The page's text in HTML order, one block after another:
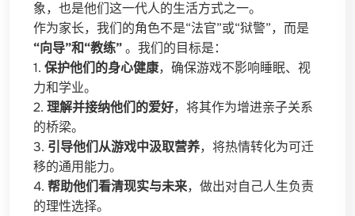
象，也是他们这一代人的生活方式之一。
作为家长，我们的角色不是“法官”或“狱警”，而是
“向导”和“教练”。我们的目标是：
1. 保护他们的身心健康，确保游戏不影响睡眠、视
力和学业。
2. 理解并接纳他们的爱好，将其作为增进亲子关系
的桥梁。
3. 引导他们从游戏中汲取营养，将热情转化为可迁
移的通用能力。
4. 帮助他们看清现实与未来，做出对自己人生负责
的理性选择。